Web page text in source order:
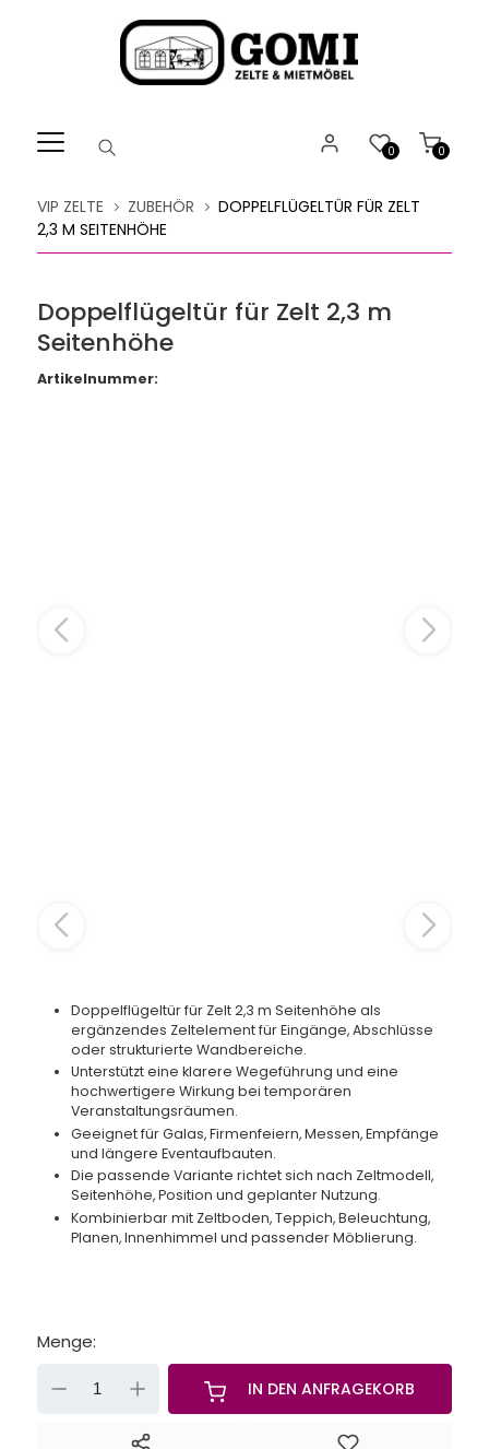
Barrierefreiheitsmenü
0
0
VIP ZELTE ZUBEHÖR
DOPPELFLÜGELTÜR FÜR ZELT
2,3 M SEITENHÖHE
Doppelflügeltür für Zelt 2,3 m
Seitenhöhe
Artikelnummer:
Doppelflügeltür für Zelt 2,3 m Seitenhöhe als
ergänzendes Zeltelement für Eingänge, Abschlüsse
oder strukturierte Wandbereiche.
Unterstützt eine klarere Wegeführung und eine
hochwertigere Wirkung bei temporären
Veranstaltungsräumen.
Geeignet für Galas, Firmenfeiern, Messen, Empfänge
und längere Eventaufbauten.
Die passende Variante richtet sich nach Zeltmodell,
Seitenhöhe, Position und geplanter Nutzung.
Kombinierbar mit Zeltboden, Teppich, Beleuchtung,
Planen, Innenhimmel und passender Möblierung.
Menge:
IN DEN ANFRAGEKORB